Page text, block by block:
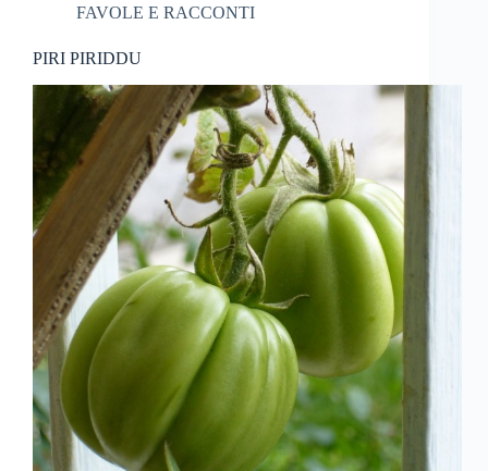
FAVOLE E RACCONTI
PIRI PIRIDDU